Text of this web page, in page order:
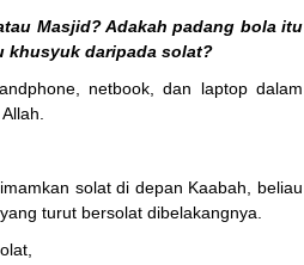
Masjid? Adakah padang bola itu
khusyuk daripada solat?
netbook, dan laptop dalam
solat di depan Kaabah, beliau
turut bersolat dibelakangnya.